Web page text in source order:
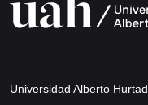
Universidad Alberto